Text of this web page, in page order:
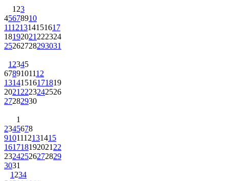
1 23
45678910
11121314151617
18192021 222324
25262728293031
1 2345
6789101112
13141516171819
2021 2223242526
27282930
1
2345678
9101112131415
161718192021 22
23242526272829
3031
1 234